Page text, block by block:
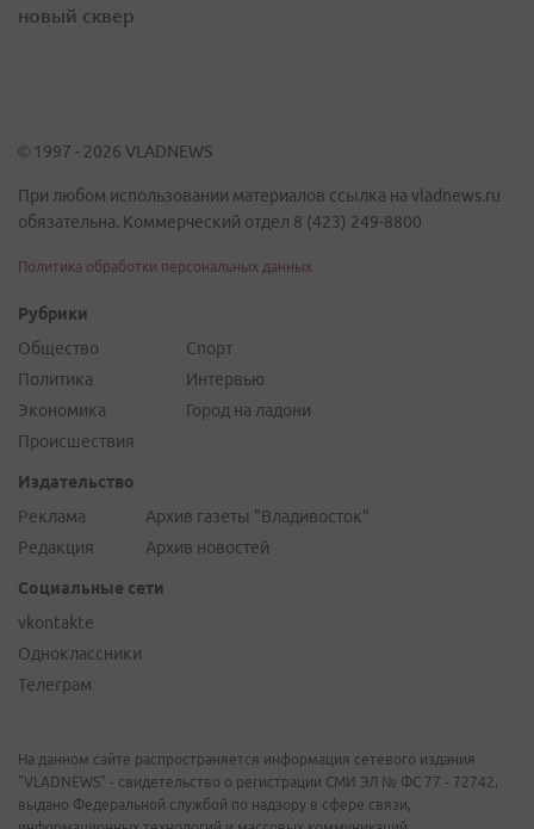
новый сквер
© 1997 - 2026 VLADNEWS
При любом использовании материалов ссылка на vladnews.ru
обязательна. Коммерческий отдел 8 (423) 249-8800
Политика обработки персональных данных
Рубрики
Общество
Политика
Экономика
Происшествия
Спорт
Интервью
Город на ладони
Издательство
Реклама
Редакция
Архив газеты "Владивосток"
Архив новостей
Социальные сети
vkontakte
Одноклассники
Телеграм
На данном сайте распространяется информация сетевого издания
"VLADNEWS" - свидетельство о регистрации СМИ ЭЛ № ФС 77 - 72742,
выдано Федеральной службой по надзору в сфере связи,